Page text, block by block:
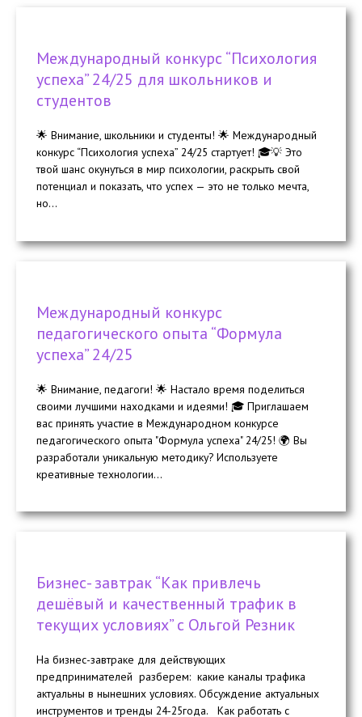
Международный конкурс “Психология
успеха” 24/25 для школьников и
студентов
🌟 Внимание, школьники и студенты! 🌟 Международный
конкурс “Психология успеха” 24/25 стартует! 🎓💡 Это
твой шанс окунуться в мир психологии, раскрыть свой
потенциал и показать, что успех — это не только мечта,
но...
Международный конкурс
педагогического опыта “Формула
успеха” 24/25
🌟 Внимание, педагоги! 🌟 Настало время поделиться
своими лучшими находками и идеями! 🎓 Приглашаем
вас принять участие в Международном конкурсе
педагогического опыта "Формула успеха" 24/25! 🌍 Вы
разработали уникальную методику? Используете
креативные технологии...
Бизнес- завтрак “Как привлечь
дешёвый и качественный трафик в
текущих условиях” с Ольгой Резник
На бизнес-завтраке для действующих
предпринимателей разберем: какие каналы трафика
актуальны в нынешних условиях. Обсуждение актуальных
инструментов и тренды 24-25года. Как работать с